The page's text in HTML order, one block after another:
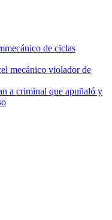
mecánico violador de
a criminal que apuñaló y